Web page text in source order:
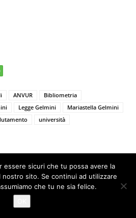
ANVUR
Bibliometria
Legge Gelmini
Mariastella Gelmini
università
At 23:15
essere sicuri che tu possa avere la
nostro sito. Se continui ad utilizzare
che tu ne sia felice.